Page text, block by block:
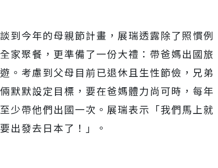
談到今年的母親節計畫，展瑞透露除了照慣例
全家聚餐， 更準備了一份大禮：帶爸媽出國旅
遊。 考慮到父母目前已退休且生性節儉，兄弟
倆默默設定目標， 要在爸媽體力尚可時，每年
至少帶他們出國一次。展瑞表示「我們馬上就
要出發去日本了！」。